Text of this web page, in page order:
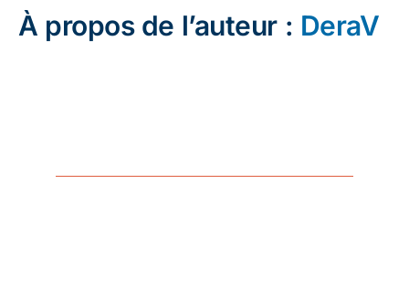
À propos de l’auteur : DeraV